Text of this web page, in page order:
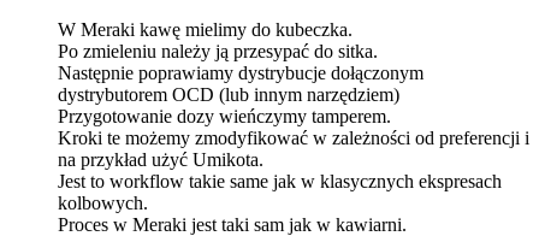
W Meraki kawę mielimy do kubeczka.
Po zmieleniu należy ją przesypać do sitka.
Następnie poprawiamy dystrybucje dołączonym
dystrybutorem OCD (lub innym narzędziem)
Przygotowanie dozy wieńczymy tamperem.
Kroki te możemy zmodyfikować w zależności od preferencji i
na przykład użyć Umikota.
Jest to workflow takie same jak w klasycznych ekspresach
kolbowych.
Proces w Meraki jest taki sam jak w kawiarni.